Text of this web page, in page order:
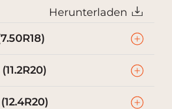
Herunterladen